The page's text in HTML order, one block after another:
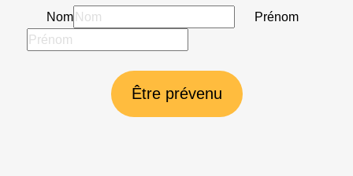
Nom Prénom
Être prévenu